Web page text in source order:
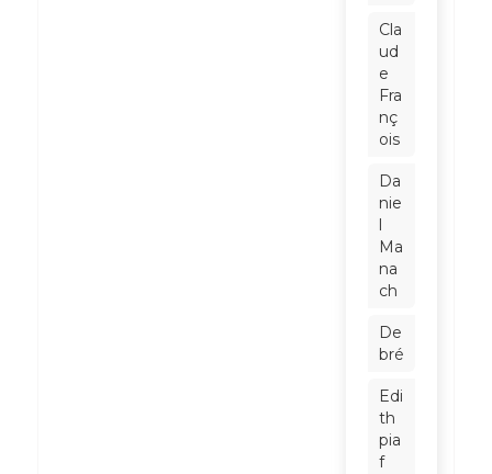
Cla
ud
e
Fra
nç
ois
Da
nie
l
Ma
na
ch
De
bré
Edi
th
pia
f